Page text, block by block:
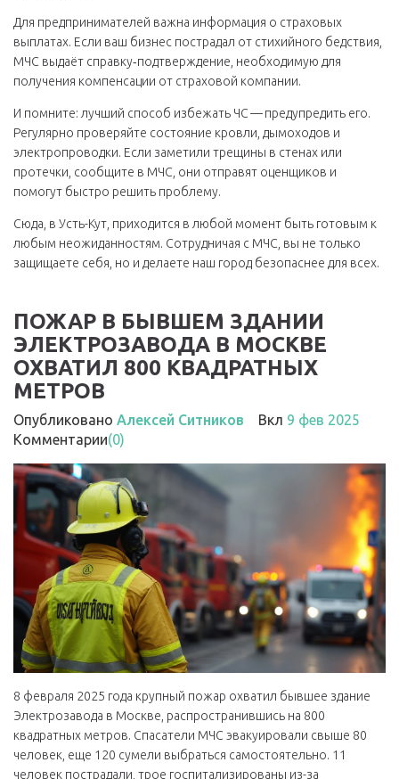
Для предпринимателей важна информация о страховых
выплатах. Если ваш бизнес пострадал от стихийного бедствия,
МЧС выдаёт справку‑подтверждение, необходимую для
получения компенсации от страховой компании.
И помните: лучший способ избежать ЧС — предупредить его.
Регулярно проверяйте состояние кровли, дымоходов и
электропроводки. Если заметили трещины в стенах или
протечки, сообщите в МЧС, они отправят оценщиков и
помогут быстро решить проблему.
Сюда, в Усть-Кут, приходится в любой момент быть готовым к
любым неожиданностям. Сотрудничая с МЧС, вы не только
защищаете себя, но и делаете наш город безопаснее для всех.
ПОЖАР В БЫВШЕМ ЗДАНИИ
ЭЛЕКТРОЗАВОДА В МОСКВЕ
ОХВАТИЛ 800 КВАДРАТНЫХ
МЕТРОВ
Опубликовано Алексей Ситников Вкл 9 фев 2025
Комментарии(0)
8 февраля 2025 года крупный пожар охватил бывшее здание
Электрозавода в Москве, распространившись на 800
квадратных метров. Спасатели МЧС эвакуировали свыше 80
человек, еще 120 сумели выбраться самостоятельно. 11
человек пострадали, трое госпитализированы из-за